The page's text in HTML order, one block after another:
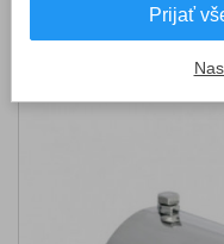
Koncovka
29
Prijať